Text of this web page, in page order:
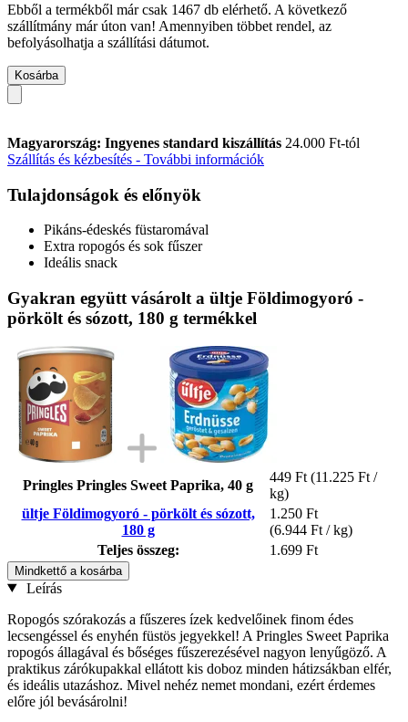
Ebből a termékből már csak 1467 db elérhető. A következő
szállítmány már úton van! Amennyiben többet rendel, az
befolyásolhatja a szállítási dátumot.
Kosárba
Magyarország: Ingyenes standard kiszállítás 24.000 Ft-tól
Szállítás és kézbesítés - További információk
Tulajdonságok és előnyök
Pikáns-édeskés füstaromával
Extra ropogós és sok fűszer
Ideális snack
Gyakran együtt vásárolt a ültje Földimogyoró -
pörkölt és sózott, 180 g termékkel
Pringles Pringles Sweet Paprika, 40 g
449 Ft (11.225 Ft /
kg)
ültje Földimogyoró - pörkölt és sózott,
180 g
1.250 Ft
(6.944 Ft / kg)
Teljes összeg:
1.699 Ft
Mindkettő a kosárba
Leírás
Ropogós szórakozás a fűszeres ízek kedvelőinek finom édes
lecsengéssel és enyhén füstös jegyekkel! A Pringles Sweet Paprika
ropogós állagával és bőséges fűszerezésével nagyon lenyűgöző. A
praktikus zárókupakkal ellátott kis doboz minden hátizsákban elfér,
és ideális utazáshoz. Mivel nehéz nemet mondani, ezért érdemes
előre jól bevásárolni!